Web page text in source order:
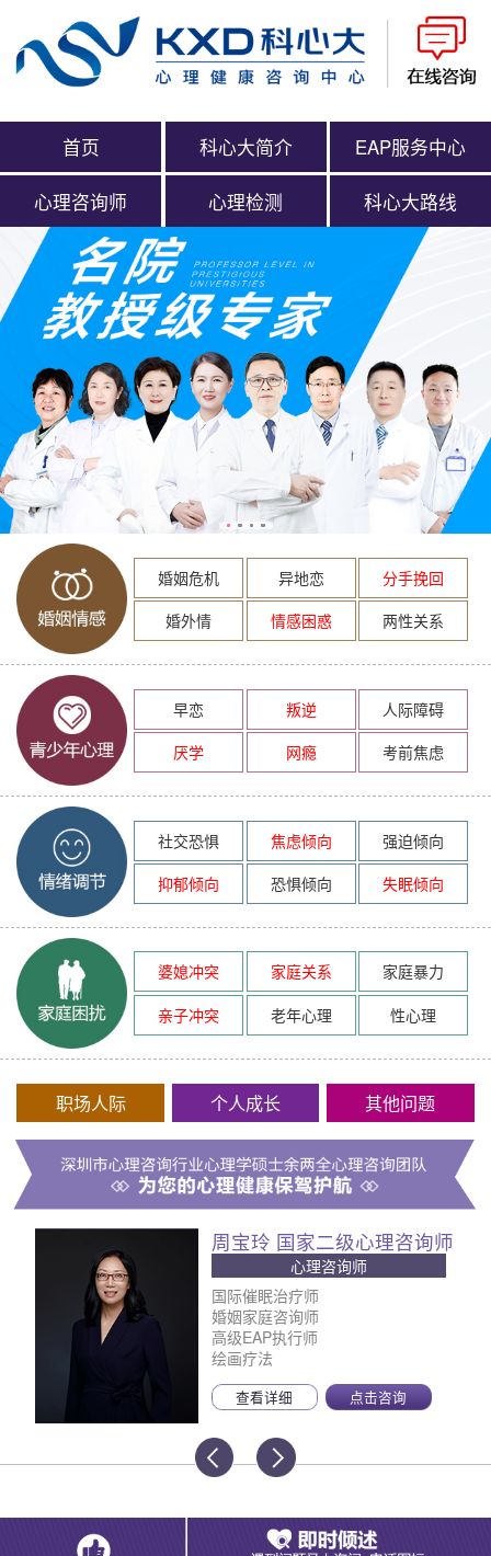
首页 科心大简介 EAP服务中心
心理咨询师 心理检测 科心大路线
婚姻危机 异地恋
分手挽回
婚外情
情感困惑 两性关系
早恋 叛逆
人际障碍
厌学
网瘾 考前焦虑
社交恐惧 焦虑倾向
强迫倾向
抑郁倾向
恐惧倾向 失眠倾向
婆媳冲突 家庭关系
家庭暴力
亲子冲突
老年心理 性心理
职场人际 个人成长 其他问题
周宝玲 国家二级心理咨询师
心理咨询师
国际催眠治疗师
婚姻家庭咨询师
高级EAP执行师
绘画疗法
查看详细 点击咨询